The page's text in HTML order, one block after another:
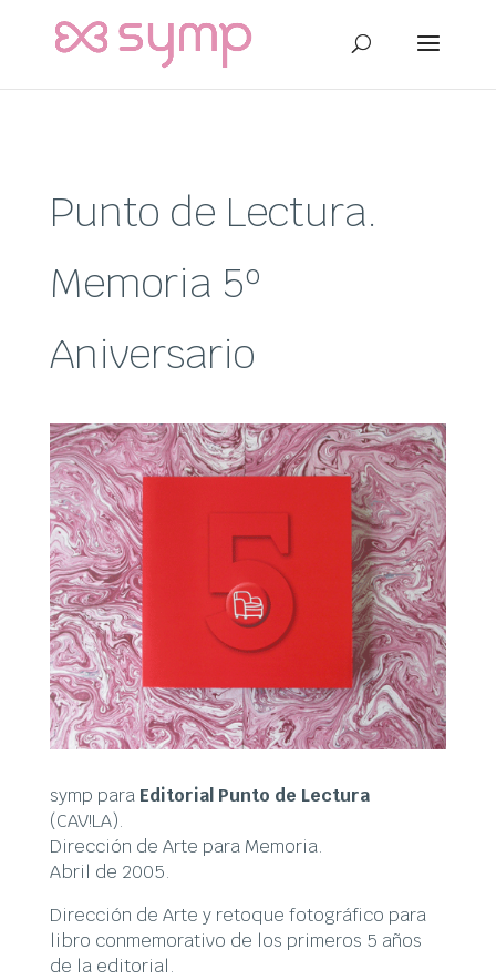
Punto de Lectura.
Memoria 5º
Aniversario
symp para Editorial Punto de Lectura
(CAV!LA).
Dirección de Arte para Memoria.
Abril de 2005.
Dirección de Arte y retoque fotográfico para
libro conmemorativo de los primeros 5 años
de la editorial.